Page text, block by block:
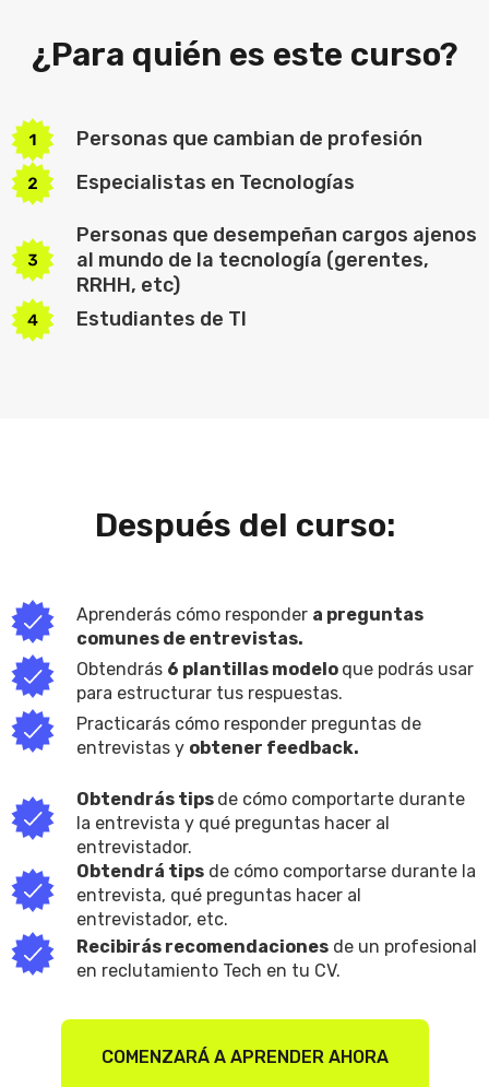
¿Para quién es este curso?
Personas que cambian de profesión
Especialistas en Tecnologías
Personas que desempeñan cargos ajenos
al mundo de la tecnología (gerentes,
RRHH, etc)
Estudiantes de TI
Después del curso:
Aprenderás cómo responder a preguntas
comunes de entrevistas.
Obtendrás 6 plantillas modelo que podrás usar
para estructurar tus respuestas.
Practicarás cómo responder preguntas de
entrevistas y obtener feedback.
Obtendrás tips de cómo comportarte durante
la entrevista y qué preguntas hacer al
entrevistador.
Obtendrá tips de cómo comportarse durante la
entrevista, qué preguntas hacer al
entrevistador, etc.
Recibirás recomendaciones de un profesional
en reclutamiento Tech en tu CV.
COMENZARÁ A APRENDER AHORA